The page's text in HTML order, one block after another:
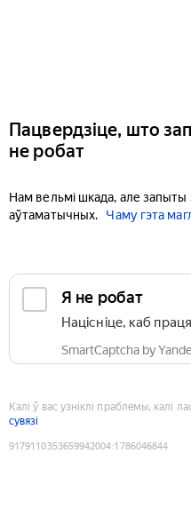
Пацвердзіце, што
не робат
Нам вельмі шкада, але
аўтаматычных.
Чаму гэта
Я не робат
Націсніце, каб
SmartCaptcha by
Калі ў вас узніклі праблемы, калі
сувязі
9179110353659942004:1786046844